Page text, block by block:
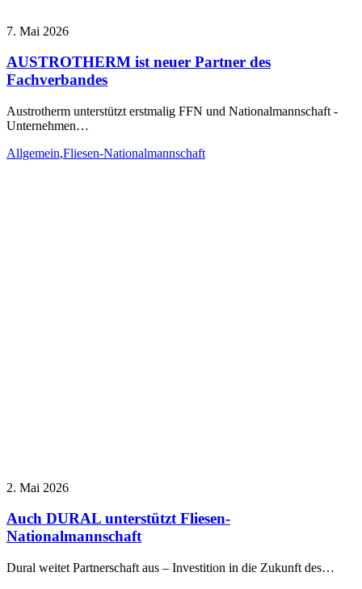
7. Mai 2026
AUSTROTHERM ist neuer Partner des
Fachverbandes
Austrotherm unterstützt erstmalig FFN und Nationalmannschaft -
Unternehmen…
Allgemein,Fliesen-Nationalmannschaft
2. Mai 2026
Auch DURAL unterstützt Fliesen-
Nationalmannschaft
Dural weitet Partnerschaft aus – Investition in die Zukunft des…